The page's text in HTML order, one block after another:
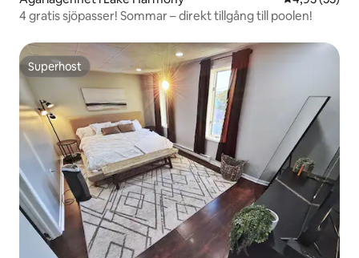
4 gratis sjöpasser! Sommar – direkt tillgång till poolen!
Superhost
Superhost